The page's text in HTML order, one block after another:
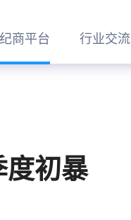
商平台 行业交流
初暴